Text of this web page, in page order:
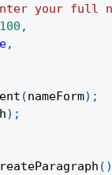
your full
100 ,
,
(nameForm) ;
) ;
( )